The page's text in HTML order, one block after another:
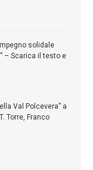
solidale
– Scarica il testo e
Val Polcevera” a
Torre, Franco